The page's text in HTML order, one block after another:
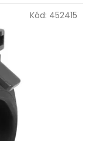
Kód: 452415